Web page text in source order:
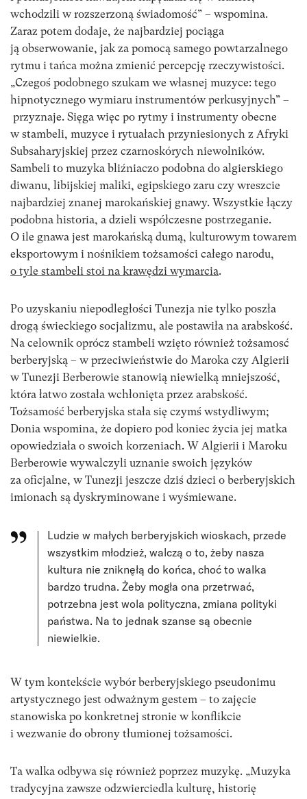
wchodzili w rozszerzoną świadomość” – wspomina.
Zaraz potem dodaje, że najbardziej pociąga
ją obserwowanie, jak za pomocą samego powtarzalnego
rytmu i tańca można zmienić percepcję rzeczywistości.
„Czegoś podobnego szukam we własnej muzyce: tego
hipnotycznego wymiaru instrumentów perkusyjnych” –
przyznaje. Sięga więc po rytmy i instrumenty obecne
w stambeli, muzyce i rytuałach przyniesionych z Afryki
Subsaharyjskiej przez czarnoskórych niewolników.
Sambeli to muzyka bliźniaczo podobna do algierskiego
diwanu, libijskiej maliki, egipskiego zaru czy wreszcie
najbardziej znanej marokańskiej gnawy. Wszystkie łączy
podobna historia, a dzieli współczesne postrzeganie.
O ile gnawa jest marokańską dumą, kulturowym towarem
eksportowym i nośnikiem tożsamości całego narodu,
o tyle stambeli stoi na krawędzi wymarcia.
Po uzyskaniu niepodległości Tunezja nie tylko poszła
drogą świeckiego socjalizmu, ale postawiła na arabskość.
Na celownik oprócz stambeli wzięto również tożsamosć
berberyjską – w przeciwieństwie do Maroka czy Algierii
w Tunezji Berberowie stanowią niewielką mniejszość,
która łatwo została wchłonięta przez arabskość.
Tożsamość berberyjska stała się czymś wstydliwym;
Donia wspomina, że dopiero pod koniec życia jej matka
opowiedziała o swoich korzeniach. W Algierii i Maroku
Berberowie wywalczyli uznanie swoich języków
za oficjalne, w Tunezji jeszcze dziś dzieci o berberyjskich
imionach są dyskryminowane i wyśmiewane.
Ludzie w małych berberyjskich wioskach, przede
wszystkim młodzież, walczą o to, żeby nasza
kultura nie zniknęłą do końca, choć to walka
bardzo trudna. Żeby mogła ona przetrwać,
potrzebna jest wola polityczna, zmiana polityki
państwa. Na to jednak szanse są obecnie
niewielkie.
W tym kontekście wybór berberyjskiego pseudonimu
artystycznego jest odważnym gestem – to zajęcie
stanowiska po konkretnej stronie w konflikcie
i wezwanie do obrony tłumionej tożsamości.
Ta walka odbywa się również poprzez muzykę. „Muzyka
tradycyjna zawsze odzwierciedla kulturę, historię